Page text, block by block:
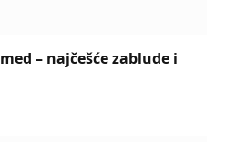
– najčešće zablude i